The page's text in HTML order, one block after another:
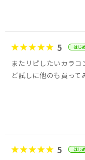
5
またリピしたいカラ
ど試しに他のも買って
5